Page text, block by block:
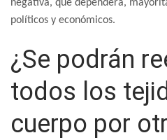
negativa, que dependerá,
políticos y económicos.
¿Se podrán
todos los
cuerpo por